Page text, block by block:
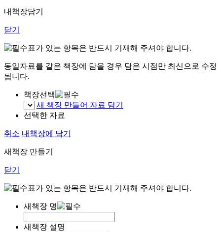
내책장담기
닫기
표가 있는 항목은 반드시 기재해 주셔야 합니다.
동일자료를 같은 책장에 담을 경우 담은 시점만 최신으로 수정
됩니다.
책장선택
새 책장 만들어 자료 담기
선택한 자료
취소 내책장에 담기
새책장 만들기
닫기
표가 있는 항목은 반드시 기재해 주셔야 합니다.
새책장 명
새책장 설명